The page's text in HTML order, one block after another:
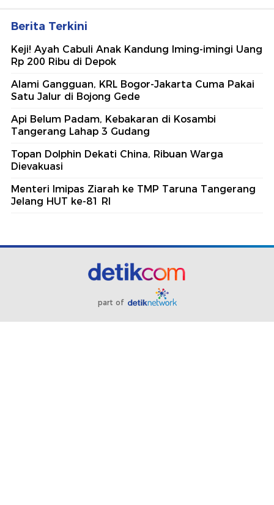
Berita Terkini
Keji! Ayah Cabuli Anak Kandung Iming-imingi Uang
Rp 200 Ribu di Depok
Alami Gangguan, KRL Bogor-Jakarta Cuma Pakai
Satu Jalur di Bojong Gede
Api Belum Padam, Kebakaran di Kosambi
Tangerang Lahap 3 Gudang
Topan Dolphin Dekati China, Ribuan Warga
Dievakuasi
Menteri Imipas Ziarah ke TMP Taruna Tangerang
Jelang HUT ke-81 RI
part of